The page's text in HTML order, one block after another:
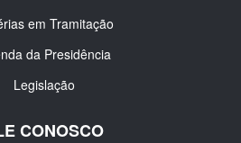
em Tramitação
da Presidência
Legislação
CONOSCO